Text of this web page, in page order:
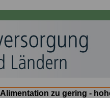
Alimentation zu gering -